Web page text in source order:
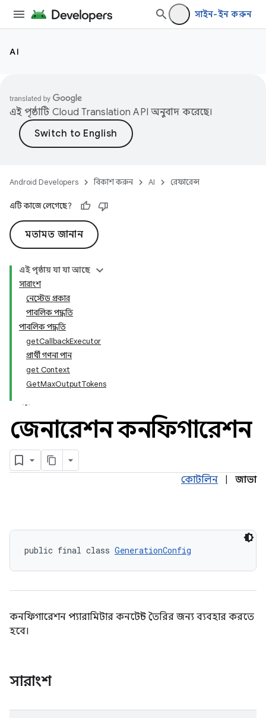
সাইন-ইন করুন
AI
এই পৃষ্ঠাটি Cloud Translation API অনুবাদ করেছে।
Android Developers বিকাশ করুন AI রেফারেন্স
এটি কাজে লেগেছে?
মতামত জানান
এই পৃষ্ঠায় যা যা আছে
সারাংশ
নেস্টেড প্রকার
পাবলিক পদ্ধতি
পাবলিক পদ্ধতি
getCallbackExecutor
প্রার্থী গণনা পান
get Context
GetMaxOutputTokens
জেনারেশন কনফিগারেশন
কোটলিন জাভা
public final class GenerationConfig
কনফিগারেশন প্যারামিটার কনটেন্ট তৈরির জন্য ব্যবহার করতে
হবে।
সারাংশ